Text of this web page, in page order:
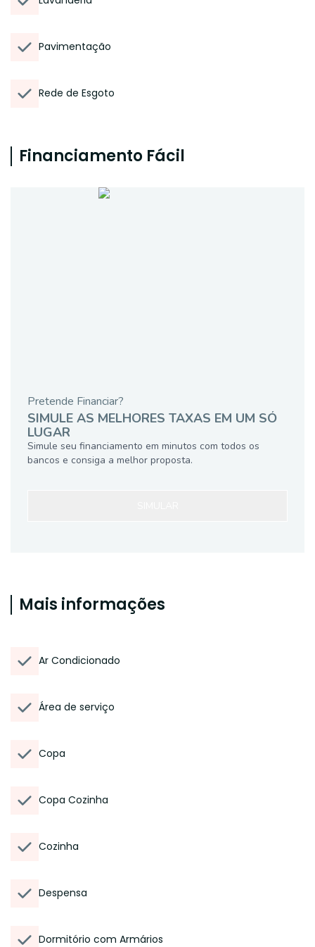
Pavimentação
Rede de Esgoto
Financiamento Fácil
Pretende Financiar?
SIMULE AS MELHORES TAXAS EM UM SÓ
LUGAR
Simule seu financiamento em minutos com todos os
bancos e consiga a melhor proposta.
Mais informações
Ar Condicionado
Área de serviço
Copa
Copa Cozinha
Cozinha
Despensa
Dormitório com Armários